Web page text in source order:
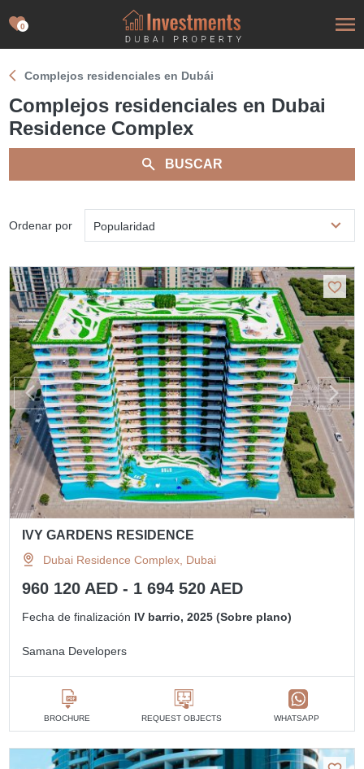
0
Complejos residenciales en Dubái
Complejos residenciales en Dubai
Residence Complex
BUSCAR
Ordenar por Popularidad
IVY GARDENS RESIDENCE
Dubai Residence Complex, Dubai
960 120 AED - 1 694 520 AED
Fecha de finalización IV barrio, 2025 (Sobre plano)
Samana Developers
BROCHURE REQUEST OBJECTS WHATSAPP